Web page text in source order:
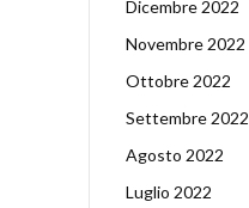
Dicembre 2022
Novembre 2022
Ottobre 2022
Settembre 2022
Agosto 2022
Luglio 2022